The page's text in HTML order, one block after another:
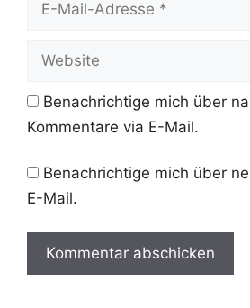
Website
Benachrichtige mich über
Kommentare via E-Mail.
Benachrichtige mich über
E-Mail.